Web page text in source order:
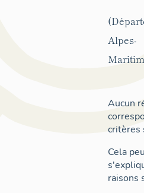
Alpes-
Aucun
critères
Cela
raisons